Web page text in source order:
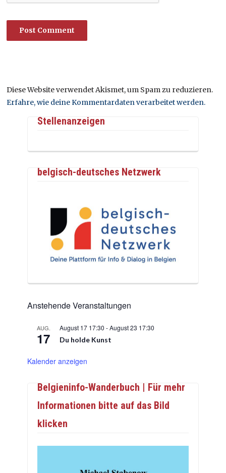
Diese Website verwendet Akismet, um Spam zu reduzieren.
Erfahre, wie deine Kommentardaten verarbeitet werden.
Stellenanzeigen
belgisch-deutsches Netzwerk
Anstehende Veranstaltungen
AUG.
17
August 17 17:30 -August 23 17:30
Du holde Kunst
Kalender anzeigen
Belgieninfo-Wanderbuch | Für mehr
Informationen bitte auf das Bild
klicken